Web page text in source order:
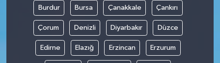
Burdur Bursa Çanakkale Çankırı
Çorum Denizli Diyarbakır Düzce
Edirne Elazığ Erzincan Erzurum